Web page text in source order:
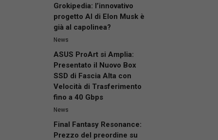
Grokipedia: l’innovativo
progetto AI di Elon Musk è
già al capolinea?
News
ASUS ProArt si Amplia:
Presentato il Nuovo Box
SSD di Fascia Alta con
Velocità di Trasferimento
fino a 40 Gbps
News
Final Fantasy Resonance:
Prezzo del preordine su